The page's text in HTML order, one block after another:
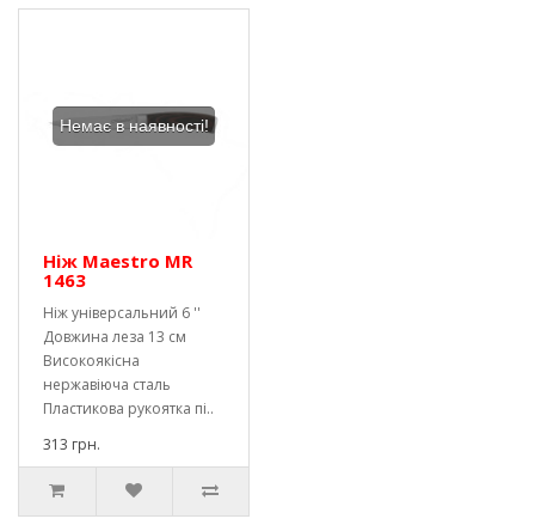
Немає в наявності!
Ніж Maestro MR
1463
Ніж універсальний 6 ''
Довжина леза 13 см
Високоякісна
нержавіюча сталь
Пластикова рукоятка пі..
313 грн.